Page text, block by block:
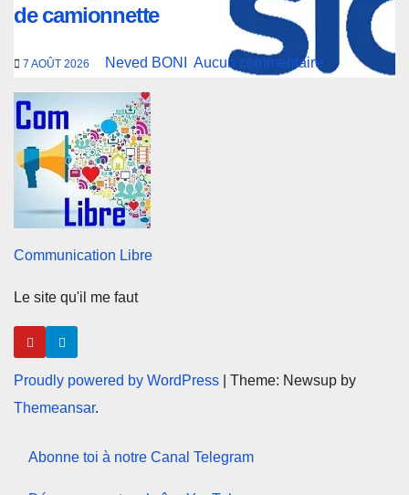
de camionnette
7 AOÛT 2026 Neved BONI Aucun commentaire
Communication Libre
Le site qu'il me faut
Proudly powered by WordPress
Theme: Newsup by
Themeansar.
Abonne toi à notre Canal Telegram